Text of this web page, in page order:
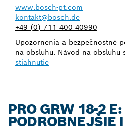
www.bosch-pt.com
kontakt@bosch.de
+49 (0) 711 400 40990
Upozornenia a bezpečnostné
na obsluhu. Návod na obsluhu
stiahnutie
PRO GRW 18-2 E:
PODROBNEJŠIE